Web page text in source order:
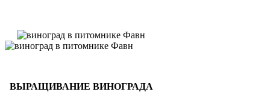
ВЫРАЩИВАНИЕ ВИНОГРАДА